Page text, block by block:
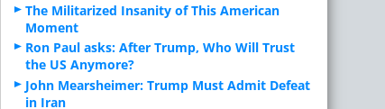
The Militarized Insanity of This American
Moment
Ron Paul asks: After Trump, Who Will Trust
the US Anymore?
John Mearsheimer: Trump Must Admit Defeat
in Iran